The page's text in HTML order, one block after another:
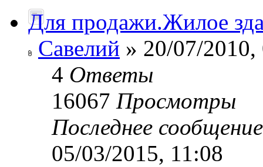
Для продажи.Жилое
Савелий » 20/07/2010,
4 Ответы
16067 Просмотры
Последнее
05/03/2015, 11:08